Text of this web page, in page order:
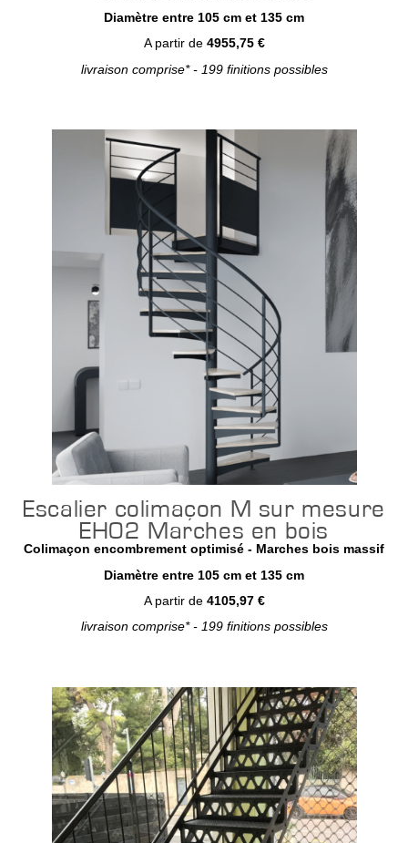
Diamètre entre 105 cm et 135 cm
A partir de 4955,75 €
livraison comprise* - 199 finitions possibles
Configurer
Escalier colimaçon M sur mesure
EH02 Marches en bois
Colimaçon encombrement optimisé - Marches bois massif
Diamètre entre 105 cm et 135 cm
A partir de 4105,97 €
livraison comprise* - 199 finitions possibles
Configurer